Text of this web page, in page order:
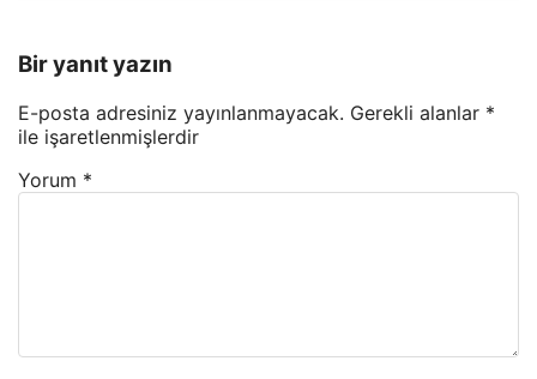
Bir yanıt yazın
E-posta adresiniz yayınlanmayacak. Gerekli alanlar *
ile işaretlenmişlerdir
Yorum *